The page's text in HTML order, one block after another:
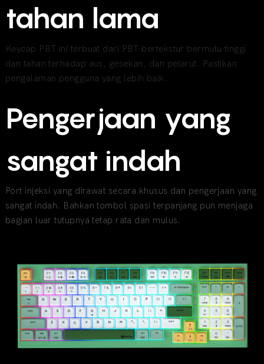
tahan lama
Keycap PBT ini terbuat dari PBT bertekstur bermutu tinggi
dan tahan terhadap aus, gesekan, dan pelarut. Pastikan
pengalaman pengguna yang lebih baik.
Pengerjaan yang
sangat indah
Port injeksi yang dirawat secara khusus dan pengerjaan yang
sangat indah. Bahkan tombol spasi terpanjang pun menjaga
bagian luar tutupnya tetap rata dan mulus.